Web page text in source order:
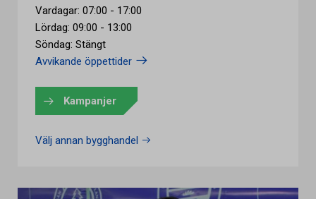
Vardagar: 07:00 - 17:00
Lördag: 09:00 - 13:00
Söndag: Stängt
Avvikande öppettider
Kampanjer
Välj annan bygghandel